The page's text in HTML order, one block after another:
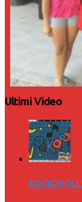
Ultimi Video
ROCKOPOLI